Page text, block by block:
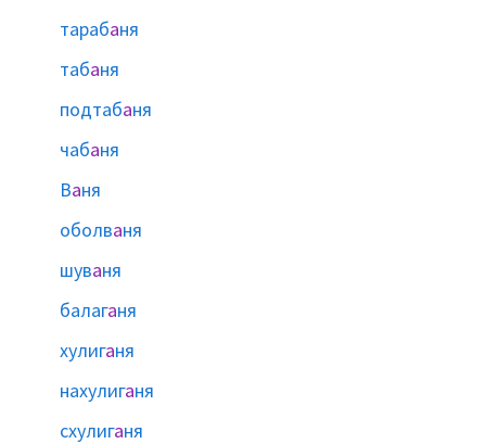
тарабаня
табаня
подтабаня
чабаня
Ваня
оболваня
шуваня
балаганя
хулиганя
нахулиганя
схулиганя